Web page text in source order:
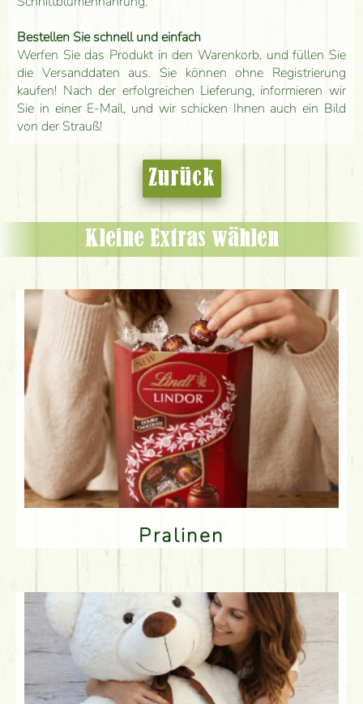
Bestellen Sie schnell und einfach
Werfen Sie das Produkt in den Warenkorb, und füllen Sie
die Versanddaten aus. Sie können ohne Registrierung
kaufen! Nach der erfolgreichen Lieferung, informieren wir
Sie in einer E-Mail, und wir schicken Ihnen auch ein Bild
von der Strauß!
Zurück
Kleine Extras wählen
Pralinen